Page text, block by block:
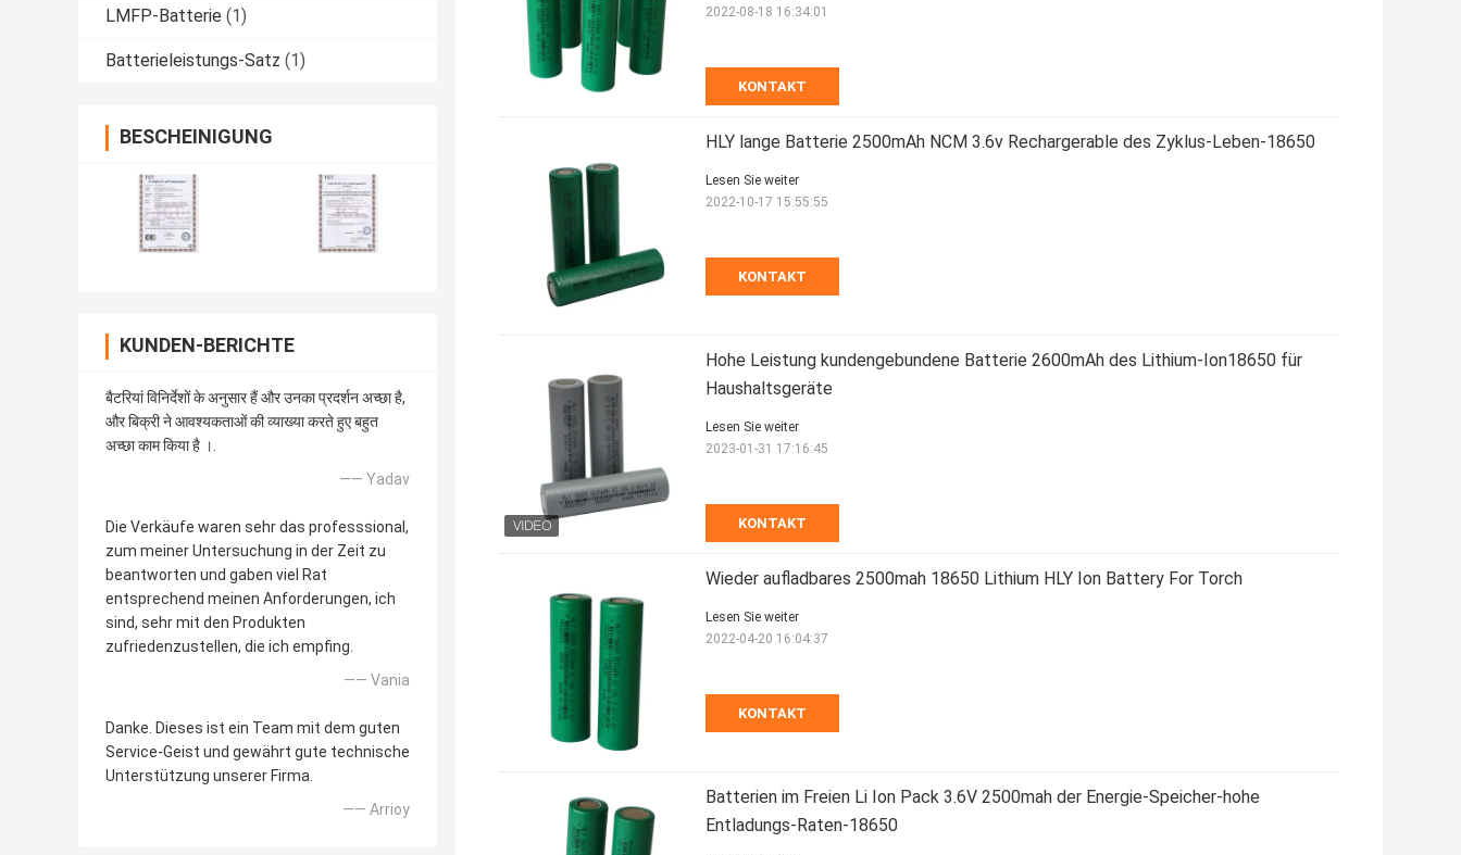
LMFP-Batterie (1)
Batterieleistungs-Satz (1)
BESCHEINIGUNG
KUNDEN-BERICHTE
बैटरियां विनिर्देशों के अनुसार हैं और उनका प्रदर्शन अच्छा है,
और बिक्री ने आवश्यकताओं की व्याख्या करते हुए बहुत
अच्छा काम किया है ।.
—— Yadav
Die Verkäufe waren sehr das professsional,
zum meiner Untersuchung in der Zeit zu
beantworten und gaben viel Rat
entsprechend meinen Anforderungen, ich
sind, sehr mit den Produkten
zufriedenzustellen, die ich empfing.
—— Vania
Danke. Dieses ist ein Team mit dem guten
Service-Geist und gewährt gute technische
Unterstützung unserer Firma.
—— Arrioy
KONTAKT
2022-08-18 16:34:01
HLY lange Batterie 2500mAh NCM 3.6v Rechargerable des Zyklus-Leben-18650
KONTAKT
Lesen Sie weiter
2022-10-17 15:55:55
Hohe Leistung kundengebundene Batterie 2600mAh des Lithium-Ion18650 für
Haushaltsgeräte
KONTAKT
Lesen Sie weiter
2023-01-31 17:16:45
Wieder aufladbares 2500mah 18650 Lithium HLY Ion Battery For Torch
KONTAKT
Lesen Sie weiter
2022-04-20 16:04:37
Batterien im Freien Li Ion Pack 3.6V 2500mah der Energie-Speicher-hohe
Entladungs-Raten-18650